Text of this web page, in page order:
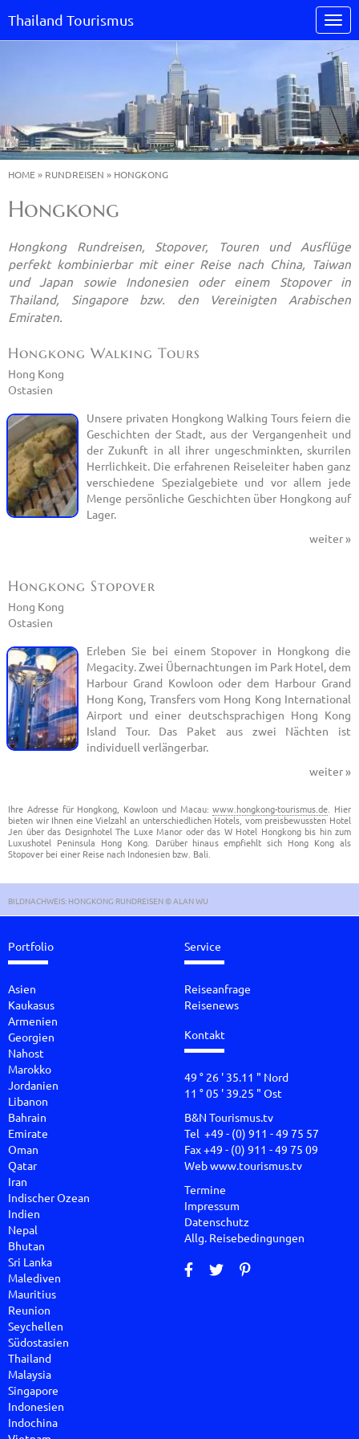
Thailand Tourismus
HOME» RUNDREISEN » HONGKONG
Hongkong
Hongkong Rundreisen, Stopover, Touren und Ausflüge
perfekt kombinierbar mit einer Reise nach China, Taiwan
und Japan sowie Indonesien oder einem Stopover in
Thailand, Singapore bzw. den Vereinigten Arabischen
Emiraten.
Hongkong Walking Tours
Hong Kong
Ostasien
Unsere privaten Hongkong Walking Tours feiern die
Geschichten der Stadt, aus der Vergangenheit und
der Zukunft in all ihrer ungeschminkten, skurrilen
Herrlichkeit. Die erfahrenen Reiseleiter haben ganz
verschiedene Spezialgebiete und vor allem jede
Menge persönliche Geschichten über Hongkong auf
Lager.
weiter »
Hongkong Stopover
Hong Kong
Ostasien
Erleben Sie bei einem Stopover in Hongkong die
Megacity. Zwei Übernachtungen im Park Hotel, dem
Harbour Grand Kowloon oder dem Harbour Grand
Hong Kong, Transfers vom Hong Kong International
Airport und einer deutschsprachigen Hong Kong
Island Tour. Das Paket aus zwei Nächten ist
individuell verlängerbar.
weiter »
Ihre Adresse für Hongkong, Kowloon und Macau:www.hongkong-tourismus.de. Hier
bieten wir Ihnen eine Vielzahl an unterschiedlichen Hotels, vom preisbewussten Hotel
Jen über das Designhotel The Luxe Manor oder das W Hotel Hongkong bis hin zum
Luxushotel Peninsula Hong Kong. Darüber hinaus empfiehlt sich Hong Kong als
Stopover bei einer Reise nach Indonesien bzw. Bali.
BILDNACHWEIS: HONGKONG RUNDREISEN © ALAN WU
Portfolio
Asien
Kaukasus
Armenien
Georgien
Nahost
Marokko
Jordanien
Libanon
Bahrain
Emirate
Oman
Qatar
Iran
Indischer Ozean
Indien
Nepal
Bhutan
Sri Lanka
Malediven
Mauritius
Reunion
Seychellen
Südostasien
Thailand
Malaysia
Singapore
Indonesien
Indochina
Service
Reiseanfrage
Reisenews
Kontakt
49 ° 26 ' 35.11 " Nord
11 ° 05 ' 39.25 " Ost
B&N Tourismus.tv
Tel +49 - (0) 911 - 49 75 57
Fax +49 - (0) 911 - 49 75 09
Webwww.tourismus.tv
Termine
Impressum
Datenschutz
Allg. Reisebedingungen